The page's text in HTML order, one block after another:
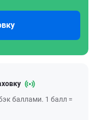
баллами. 1 балл =